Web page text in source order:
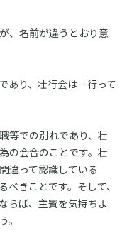
、名前が違うとおり意
あり、壮行会は「行って
等での別れであり、壮
の会合のことです。壮
違って認識している
きことです。そして、
らば、主賓を気持ちよ
。